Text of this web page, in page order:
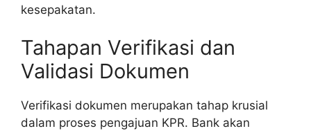
kesepakatan.
Tahapan Verifikasi dan
Validasi Dokumen
Verifikasi dokumen merupakan tahap krusial
dalam proses pengajuan KPR. Bank akan